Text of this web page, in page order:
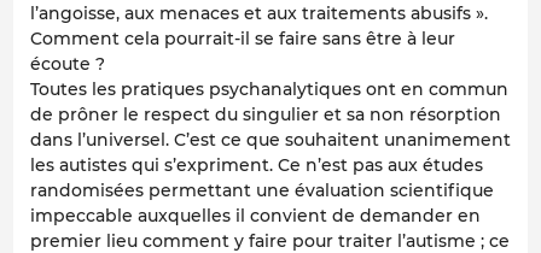
l’angoisse, aux menaces et aux traitements abusifs ».
Comment cela pourrait-il se faire sans être à leur
écoute ?
Toutes les pratiques psychanalytiques ont en commun
de prôner le respect du singulier et sa non résorption
dans l’universel. C’est ce que souhaitent unanimement
les autistes qui s’expriment. Ce n’est pas aux études
randomisées permettant une évaluation scientifique
impeccable auxquelles il convient de demander en
premier lieu comment y faire pour traiter l’autisme ; ce